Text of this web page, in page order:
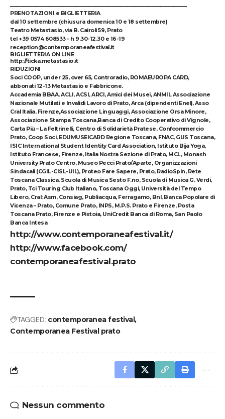
PRENOTAZIONI e BIGLIETTERIA
dal 10 settembre (chiusura domenica 10 e 18 settembre)
Teatro Metastasio, via B. Cairoli 59, Prato
tel +39 0574 608533– h 9.30-12.30 e 16-19
reception@contemporaneafestival.it
BIGLIETTERIA ON LINE
http://ticka.metastasio.it
RIDUZIONI
Soci COOP, under 25, over 65, Controradio, ROMAEUROPA CARD,
abbonati 12-13 Metastasio e Fabbricone.
Accademia BBAA, ACLI, ACSI, ARCI, Amici dei Musei, ANMIL Associazione
Nazionale Mutilati e Invalidi Lavoro di Prato, Arca (dipendenti Enel), Asso
Cral Italia, Firenze,Associazione Linguaggi, Associazione Orsa Minore,
Associazione Stampa Toscana,Banca di Credito Cooperativo di Vignole,
Carta Più – La Feltrinelli, Centro di Solidarietà Pratese, Confcommercio
Prato, Coop Soci, EDUMUSEICARD Regione Toscana, FNAC, GUS Toscana,
ISIC International Student Identity Card Association, Istituto Bija Yoga,
Istituto Francese, Firenze, Italia Nostra Sezione di Prato, MCL, Monash
University Prato Centro, Museo Pecci Prato/Aparte, Organizzazioni
Sindacali (CGIL-CISL-UIL), Proteo Fare Sapere, Prato, RadioSpin, Rete
Toscana Classica, Scuola di Musica Sesto F.no, Scuola di Musica G. Verdi,
Prato, Tci Touring Club Italiano, Toscana Oggi, Università del Tempo
Libero, Cral: Asm, Consiag, Publiacqua, Ferragamo, Bnl, Banca Popolare di
Vicenza – Prato, Comune Prato, INPS, M.P.S. Prato e Firenze, Posta
Toscana Prato, Firenze e Pistoia, UniCredit Banca di Roma, San Paolo
Banca Intesa
http://www.contemporaneafestival.it/
http://www.facebook.com/
contemporaneafestival.prato
TAGGED: contemporanea festival
Contemporanea Festival prato
Nessun commento